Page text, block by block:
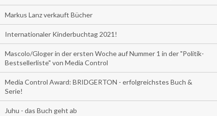
Markus Lanz verkauft Bücher
Internationaler Kinderbuchtag 2021!
Mascolo/Gloger in der ersten Woche auf Nummer 1 in der "Politik-
Bestsellerliste" von Media Control
Media Control Award: BRIDGERTON - erfolgreichstes Buch &
Serie!
Juhu - das Buch geht ab